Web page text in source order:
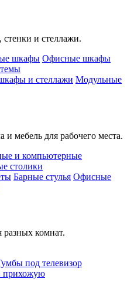
и стеллажи.
шкафы Офисные шкафы
и стеллажи Модульные
и мебель для рабочего места.
и компьютерные
столики
Барные стулья Офисные
комнат.
под телевизор
прихожую